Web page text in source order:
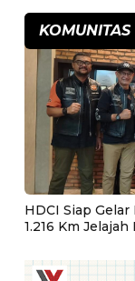
KOMUNITAS
HDCI Siap
1.216 Km Jelajah